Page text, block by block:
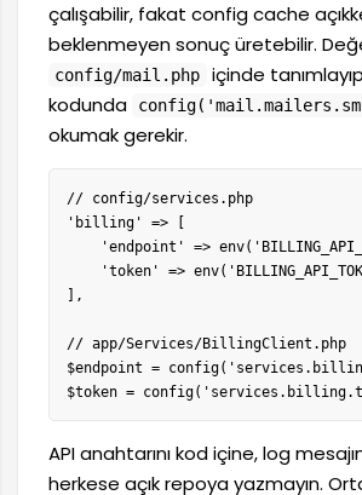
çalışabilir, fakat config cache
beklenmeyen sonuç üretebilir.
config/mail.php
içinde
kodunda
okumak gerekir.
// config/services.php
'billing' => [
],
// app/Services/BillingClient.php
$endpoint =
$token =
API anahtarını kod içine, log
herkese açık repoya yazmayın.